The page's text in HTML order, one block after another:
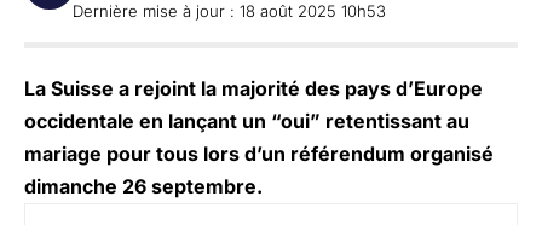
Dernière mise à jour : 18 août 2025 10h53
La Suisse a rejoint la majorité des pays d’Europe
occidentale en lançant un “oui” retentissant au
mariage pour tous lors d’un référendum organisé
dimanche 26 septembre.